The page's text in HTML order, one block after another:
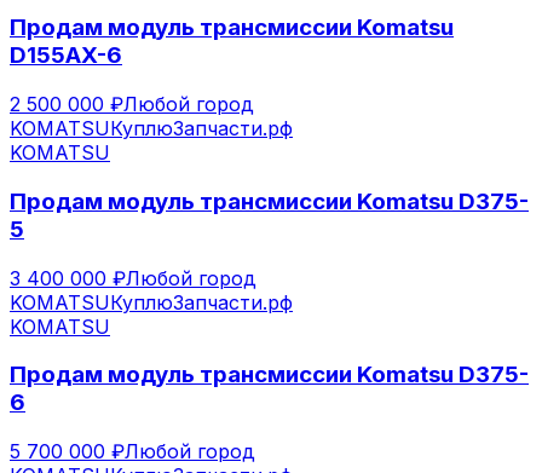
Продам модуль трансмиссии Komatsu
D155AX-6
2 500 000 ₽Любой город
KOMATSUКуплюЗапчасти.рф
KOMATSU
Продам модуль трансмиссии Komatsu D375-
5
3 400 000 ₽Любой город
KOMATSUКуплюЗапчасти.рф
KOMATSU
Продам модуль трансмиссии Komatsu D375-
6
5 700 000 ₽Любой город